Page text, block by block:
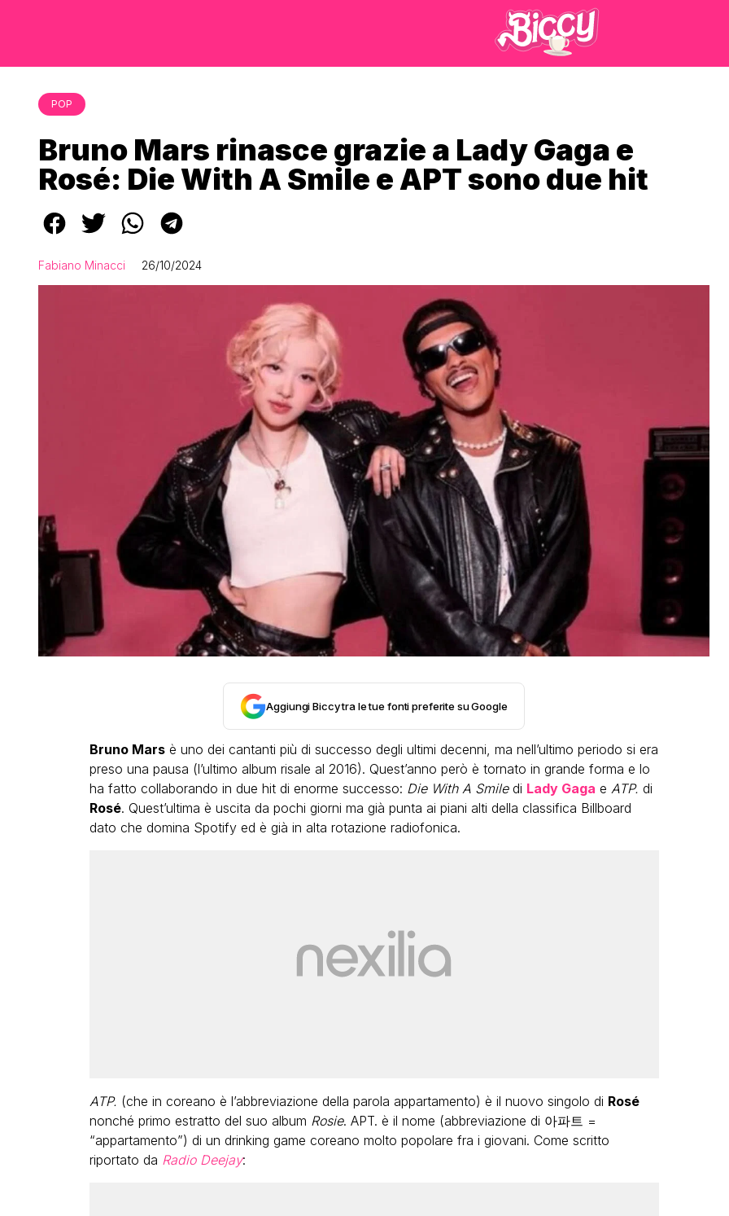
POP
Bruno Mars rinasce grazie a Lady Gaga e
Rosé: Die With A Smile e APT sono due hit
Fabiano Minacci 26/10/2024
Aggiungi Biccy tra le tue fonti preferite su Google
Bruno Marsè uno dei cantanti più di successo degli ultimi decenni, ma nell’ultimo periodo si era
preso una pausa (l’ultimo album risale al 2016). Quest’anno però è tornato in grande forma e lo
ha fatto collaborando in due hit di enorme successo: Die With A Smiledi Lady Gaga e ATP. di
Rosé. Quest’ultima è uscita da pochi giorni ma già punta ai piani alti della classifica Billboard
dato che domina Spotify ed è già in alta rotazione radiofonica.
ATP. (che in coreano è l’abbreviazione della parola appartamento) è il nuovo singolo di Rosé
nonché primo estratto del suo album Rosie. APT. è il nome (abbreviazione di 아파트 =
“appartamento”) di un drinking game coreano molto popolare fra i giovani. Come scritto
riportato da Radio Deejay: